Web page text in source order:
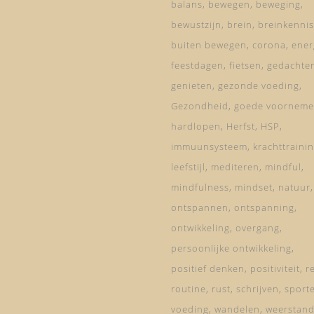
balans bewegen
beweging
bewustzijn
brein
breinkennis
buiten bewegen
corona
feestdagen fietsen
genieten
gezonde voeding
Gezondheid
goede
hardlopen
Herfst HSP
immuunsysteem
leefstijl
mediteren
mindful
mindfulness mindset natuur
ontspannen
ontspanning
ontwikkeling
overgang
persoonlijke ontwikkeling
positief denken
positiviteit
routine rust schrijven
voeding wandelen weerstand